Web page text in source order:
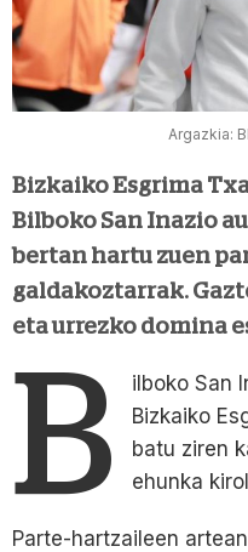
Argazkia:
Bizkaiko Esgrima
Bilboko San Inazio
bertan hartu zuen
galdakoztarrak.
eta urrezko domina
B
ilboko San
Bizkaiko
batu ziren
ehunka
Parte-hartzaileen artean